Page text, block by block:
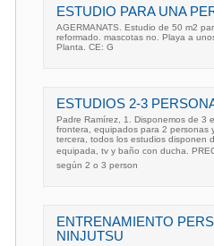
ESTUDIO PARA UNA
AGERMANATS. Estudio de 50 m2
reformado. mascotas no. Playa a
Planta. CE: G
ESTUDIOS 2-3
Padre Ramírez, 1. Disponemos de 3
frontera, equipados para 2 personas
tercera, todos los estudios disponen
equipada, tv y baño con ducha.
según 2 o 3 person
ENTRENAMIENTO
NINJUTSU